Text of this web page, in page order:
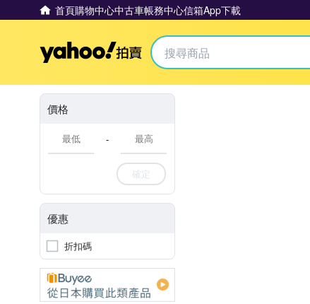
首頁購物中心中古車帳務中心信箱App下載
Yahoo拍賣
價格
-
確定
優惠
折扣碼